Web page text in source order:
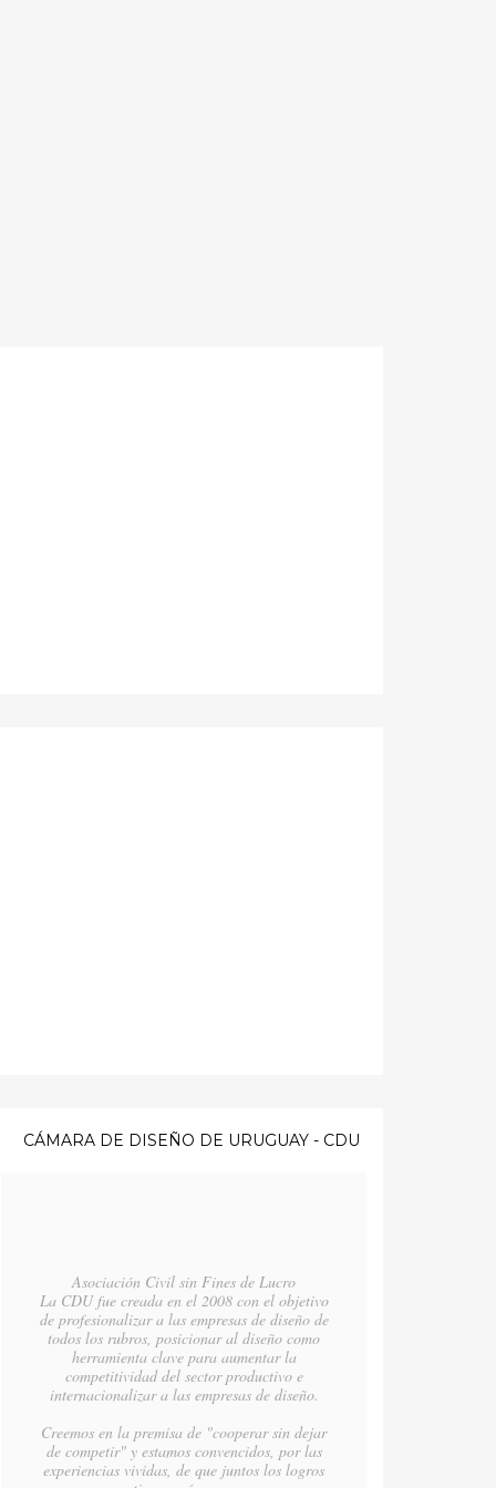
CÁMARA DE DISEÑO DE URUGUAY - CDU
Asociación Civil sin Fines de Lucro
La CDU fue creada en el 2008 con el objetivo
de profesionalizar a las empresas de diseño de
todos los rubros, posicionar al diseño como
herramienta clave para aumentar la
competitividad del sector productivo e
internacionalizar a las empresas de diseño.
Creemos en la premisa de "cooperar sin dejar
de competir" y estamos convencidos, por las
experiencias vividas, de que juntos los logros